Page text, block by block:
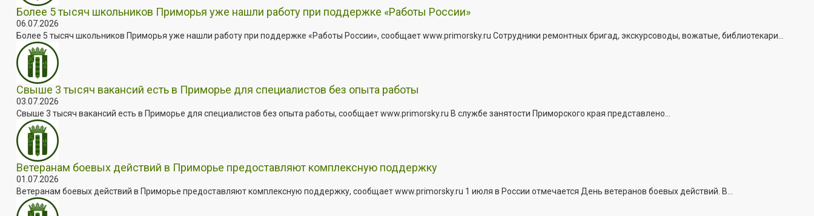
Более 5 тысяч школьников Приморья уже нашли работу при поддержке «Работы России»
06.07.2026
Более 5 тысяч школьников Приморья уже нашли работу при поддержке «Работы России», сообщает www.primorsky.ru Сотрудники ремонтных бригад, экскурсоводы, вожатые, библиотекари...
Свыше 3 тысяч вакансий есть в Приморье для специалистов без опыта работы
03.07.2026
Свыше 3 тысяч вакансий есть в Приморье для специалистов без опыта работы, сообщает www.primorsky.ru В службе занятости Приморского края представлено...
Ветеранам боевых действий в Приморье предоставляют комплексную поддержку
01.07.2026
Ветеранам боевых действий в Приморье предоставляют комплексную поддержку, сообщает www.primorsky.ru 1 июля в России отмечается День ветеранов боевых действий. В...